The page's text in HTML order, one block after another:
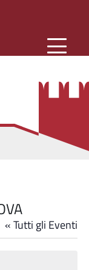
« Tutti gli Eventi